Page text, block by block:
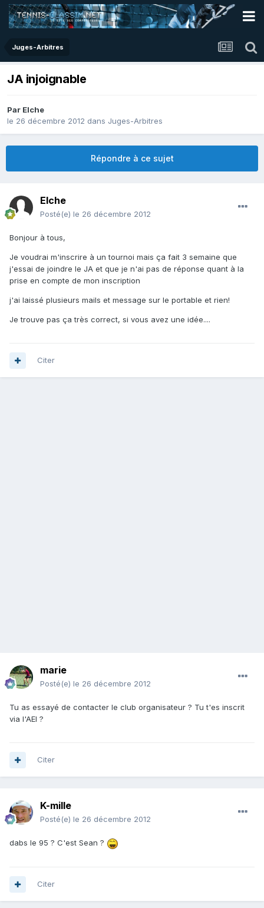
Juges-Arbitres
JA injoignable
Par Elche
le 26 décembre 2012 dans Juges-Arbitres
Répondre à ce sujet
Elche
Posté(e) le 26 décembre 2012
Bonjour à tous,
Je voudrai m'inscrire à un tournoi mais ça fait 3 semaine que
j'essai de joindre le JA et que je n'ai pas de réponse quant à la
prise en compte de mon inscription
j'ai laissé plusieurs mails et message sur le portable et rien!
Je trouve pas ça très correct, si vous avez une idée....
Citer
marie
Posté(e) le 26 décembre 2012
Tu as essayé de contacter le club organisateur ? Tu t'es inscrit
via l'AEI ?
Citer
K-mille
Posté(e) le 26 décembre 2012
dabs le 95 ? C'est Sean ?
Citer